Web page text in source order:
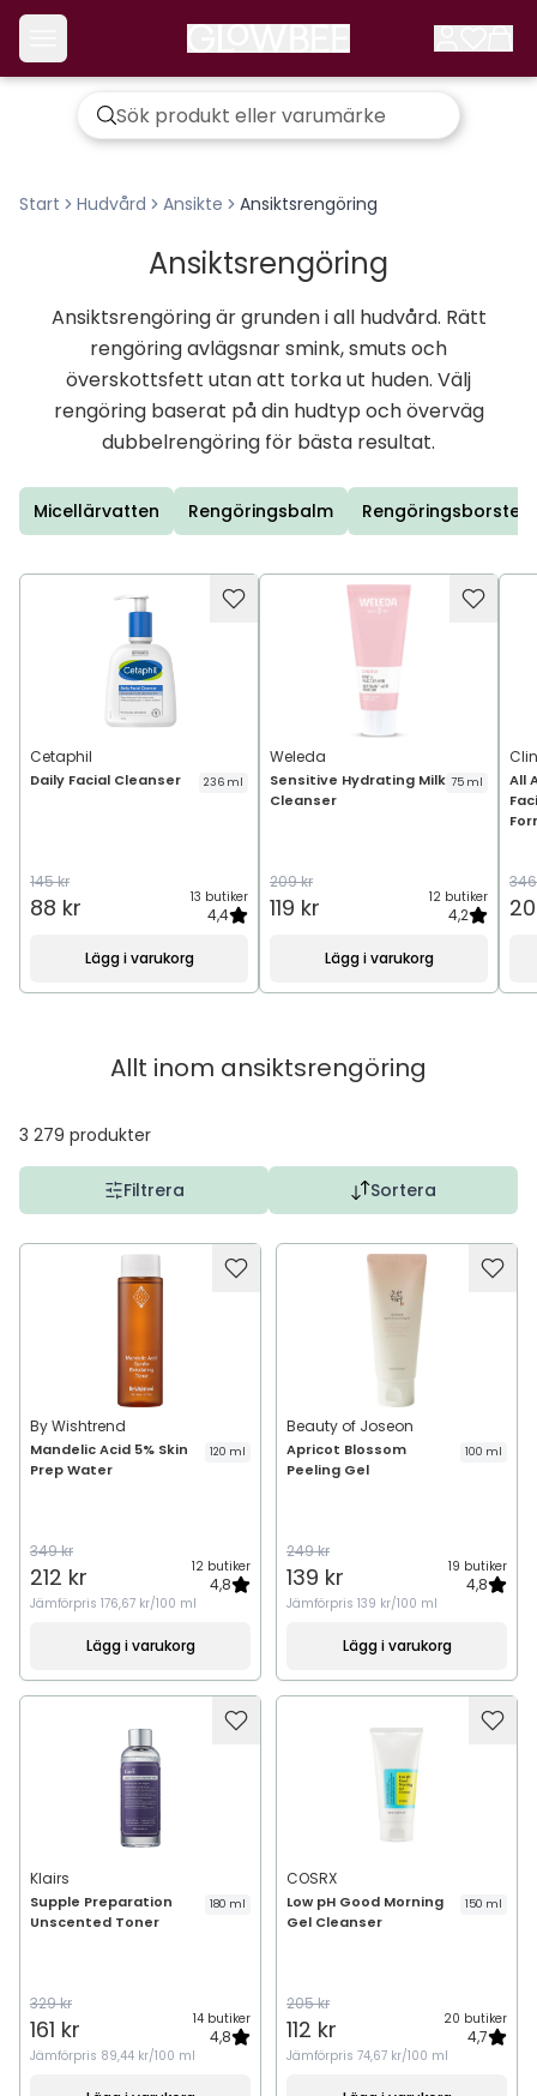
Start Hudvård Ansikte Ansiktsrengöring
Ansiktsrengöring
Ansiktsrengöring är grunden i all hudvård. Rätt
rengöring avlägsnar smink, smuts och
överskottsfett utan att torka ut huden. Välj
rengöring baserat på din hudtyp och överväg
dubbelrengöring för bästa resultat.
Micellärvatten Rengöringsbalm Rengöringsborste
Cetaphil
Daily Facial Cleanser 236 ml
145 kr
88 kr 13 butiker
4,4
Lägg i varukorg
Weleda
Sensitive Hydrating Milk
Cleanser
75 ml
209 kr
119 kr 12 butiker
4,2
Lägg i varukorg
All
Allt inom ansiktsrengöring
3 279 produkter
Filtrera Sortera
By Wishtrend
Mandelic Acid 5% Skin
Prep Water
120 ml
349 kr
212 kr 12 butiker
4,8
Jämförpris 176,67 kr/100 ml
Lägg i varukorg
Beauty of Joseon
Apricot Blossom
Peeling Gel
100 ml
249 kr
139 kr 19 butiker
4,8
Jämförpris 139 kr/100 ml
Lägg i varukorg
Klairs
Supple Preparation
Unscented Toner
180 ml
329 kr
161 kr 14 butiker
4,8
Jämförpris 89,44 kr/100 ml
COSRX
Low pH Good Morning
Gel Cleanser
150 ml
205 kr
112 kr 20 butiker
4,7
Jämförpris 74,67 kr/100 ml